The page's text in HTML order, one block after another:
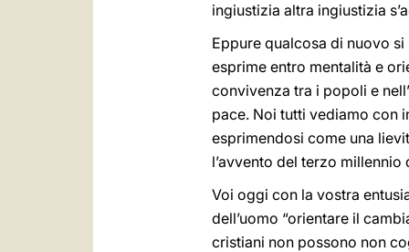
ingiustizia altra ingiustizia
Eppure qualcosa di nuovo
esprime entro mentalità e
convivenza tra i popoli e
pace. Noi tutti vediamo con
esprimendosi come una
l’avvento del terzo
Voi oggi con la vostra
dell’uomo “orientare il
cristiani non possono non